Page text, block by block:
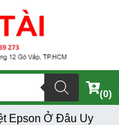
(0)
Epson Ở Đâu Uy